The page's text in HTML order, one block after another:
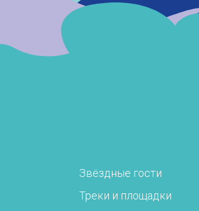
Звёздные гости
Треки и площадки